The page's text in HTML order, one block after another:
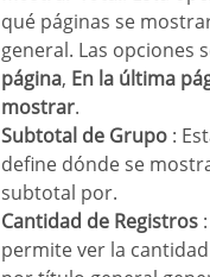
qué páginas se
general. Las opciones
página, En la última
mostrar.
Subtotal de Grupo :
define dónde se
subtotal por.
Cantidad de Registros
permite ver la